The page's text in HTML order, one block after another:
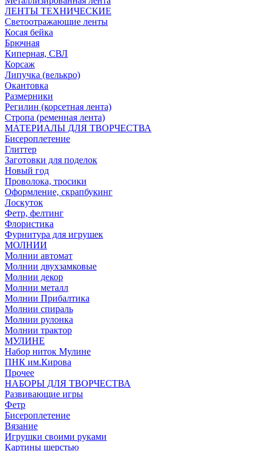
ЛЕНТЫ ТЕХНИЧЕСКИЕ
Светоотражающие ленты
Косая бейка
Брючная
Киперная, СВЛ
Корсаж
Липучка (велькро)
Окантовка
Размерники
Регилин (корсетная лента)
Стропа (ременная лента)
МАТЕРИАЛЫ ДЛЯ ТВОРЧЕСТВА
Бисероплетение
Глиттер
Заготовки для поделок
Новый год
Проволока, тросики
Оформление, скрапбукинг
Лоскуток
Фетр, фелтинг
Флористика
Фурнитура для игрушек
МОЛНИИ
Молнии автомат
Молнии двухзамковые
Молнии декор
Молнии металл
Молнии Прибалтика
Молнии спираль
Молнии рулонка
Молнии трактор
МУЛИНЕ
Набор ниток Мулине
ПНК им.Кирова
Прочее
НАБОРЫ ДЛЯ ТВОРЧЕСТВА
Развивающие игры
Фетр
Бисероплетение
Вязание
Игрушки своими руками
Картины шерстью